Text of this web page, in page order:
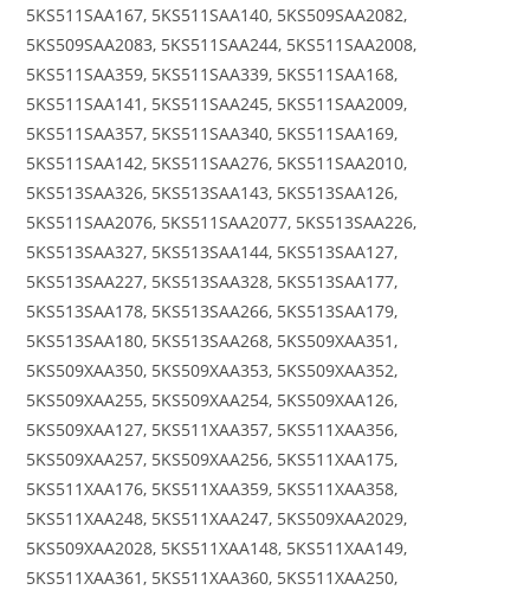
5KS511SAA167, 5KS511SAA140, 5KS509SAA2082,
5KS509SAA2083, 5KS511SAA244, 5KS511SAA2008,
5KS511SAA359, 5KS511SAA339, 5KS511SAA168,
5KS511SAA141, 5KS511SAA245, 5KS511SAA2009,
5KS511SAA357, 5KS511SAA340, 5KS511SAA169,
5KS511SAA142, 5KS511SAA276, 5KS511SAA2010,
5KS513SAA326, 5KS513SAA143, 5KS513SAA126,
5KS511SAA2076, 5KS511SAA2077, 5KS513SAA226,
5KS513SAA327, 5KS513SAA144, 5KS513SAA127,
5KS513SAA227, 5KS513SAA328, 5KS513SAA177,
5KS513SAA178, 5KS513SAA266, 5KS513SAA179,
5KS513SAA180, 5KS513SAA268, 5KS509XAA351,
5KS509XAA350, 5KS509XAA353, 5KS509XAA352,
5KS509XAA255, 5KS509XAA254, 5KS509XAA126,
5KS509XAA127, 5KS511XAA357, 5KS511XAA356,
5KS509XAA257, 5KS509XAA256, 5KS511XAA175,
5KS511XAA176, 5KS511XAA359, 5KS511XAA358,
5KS511XAA248, 5KS511XAA247, 5KS509XAA2029,
5KS509XAA2028, 5KS511XAA148, 5KS511XAA149,
5KS511XAA361, 5KS511XAA360, 5KS511XAA250,